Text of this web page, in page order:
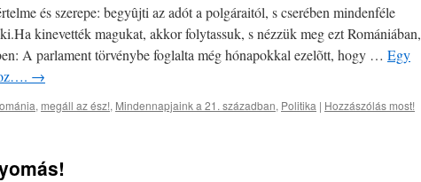
és szerepe: begyûjti az adót a polgáraitól, s cserében mindenféle
kinevették magukat, akkor folytassuk, s nézzük meg ezt Romániában,
A parlament törvénybe foglalta még hónapokkal ezelõtt, hogy … Egy
→
, megáll az ész!, Mindennapjaink a 21. században, Politika | Hozzászólás most!